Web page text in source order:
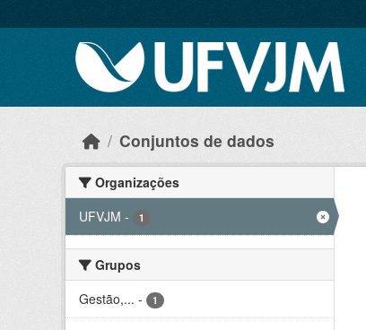
Conjuntos de dados
Organizações
UFVJM - 1
Grupos
Gestão,... - 1